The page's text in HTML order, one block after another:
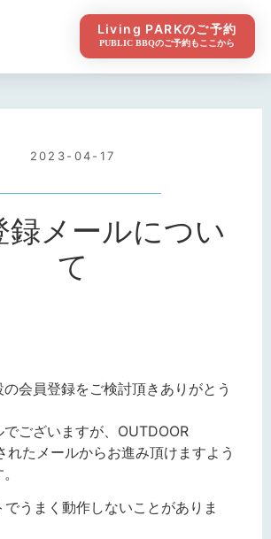
Living PARKのご予約
PUBLIC BBQのご予約もここから
2023-04-17
録メールについ
て
会員登録をご検討頂きありがとう
でございますが、OUTDOOR
れたメールからお進み頂けますよう
うまく動作しないことがありま